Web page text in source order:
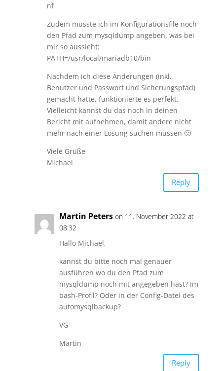
nf
Zudem musste ich im Konfigurationsfile noch
den Pfad zum mysqldump angeben, was bei
mir so aussieht:
PATH=/usr/local/mariadb10/bin
Nachdem ich diese Änderungen (inkl.
Benutzer und Passwort und Sicherungspfad)
gemacht hatte, funktionierte es perfekt.
Vielleicht kannst du das noch in deinen
Bericht mit aufnehmen, damit andere nicht
mehr nach einer Lösung suchen müssen 🙂
Viele Grüße
Michael
Reply
Martin Peters on 11. November 2022 at
08:32
Hallo Michael,
kannst du bitte noch mal genauer
ausführen wo du den Pfad zum
mysqldump noch mit angegeben hast? Im
bash-Profil? Oder in der Config-Datei des
automysqlbackup?
VG
Martin
Reply